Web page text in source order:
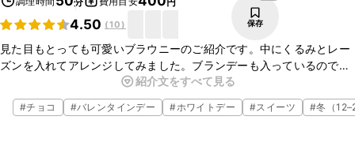
4.50 (10) 保存
見た目もとっても可愛いブラウニーのご紹介です。中にくるみとレー
ズンを入れてアレンジしてみました。ブランデーも入っているので
ちょっぴり大人の味に仕上がりますよ。プレゼントにしても、パー
ティーなどでも喜ばれる事間違いなしです。クリームサンドココア
クッキーを乗せるバランスで仕上がりが変わってくるので、バランス
紹介文をすべて見る
#チョコ #バレンタインデー #ホワイトデー #スイーツ #冬（